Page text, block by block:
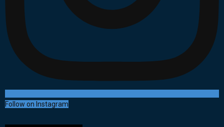
Follow on Instagram